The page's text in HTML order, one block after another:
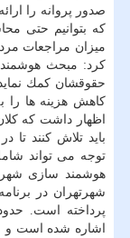
صدور پروانه را
كه بتوانیم حتی
میزان مراجعات
كرد: مبحث هوشمند
حقوقشان كمك
كاهش هزینه ها را
اظهار داشت كه
باید تلاش كنند تا در
توجه می تواند
هوشمند سازی
شهرتهران در
پرداخته است.
اشاره شده است و